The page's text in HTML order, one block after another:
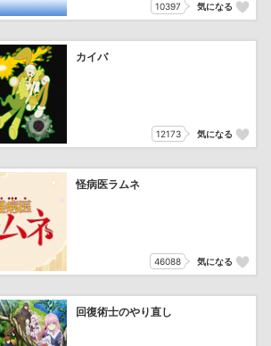
10397 気になる
カイバ
12173 気になる
怪病医ラムネ
46088 気になる
回復術士のやり直し